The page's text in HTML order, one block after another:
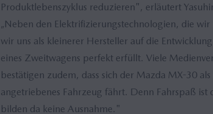
Produktlebenszyklus reduzieren", erläutert
„Neben den Elektrifizierungstechnologien, die
wir uns als kleinerer Hersteller auf die
eines Zweitwagens perfekt erfüllt. Viele
bestätigen zudem, dass sich der Mazda MX-30
angetriebenes Fahrzeug fährt. Denn Fahrspaß ist
bilden da keine Ausnahme."